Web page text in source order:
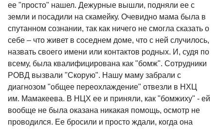
ее "просто" нашел. Дежурные вышли, подняли ее с
земли и посадили на скамейку. Очевидно мама была в
спутанном сознании, так как ничего не смогла сказать о
себе – что живет в соседнем доме, что с ней случилось,
назвать своего имени или контактов родных. И, судя по
всему, была квалифицирована как "бомж". Сотрудники
РОВД вызвали "Скорую". Нашу маму забрали с
диагнозом "общее переохлаждение" отвезли в НХЦ
им. Мамакеева. В НЦХ ее и приняли, как "бомжиху" - ей
вообще не была оказана никакая помощь, осмотр не
проводился. Ее бросили и просто ждали, когда она